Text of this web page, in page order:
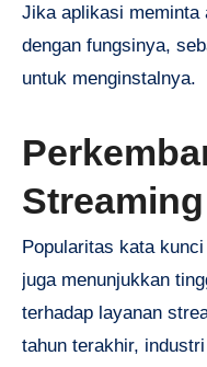
Jika aplikasi meminta
dengan fungsinya,
untuk menginstalnya.
Popularitas kata
juga menunjukkan
terhadap layanan
tahun terakhir,